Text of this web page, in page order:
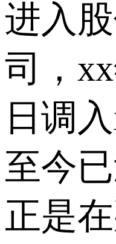
进入
司，
日调
至今
正是